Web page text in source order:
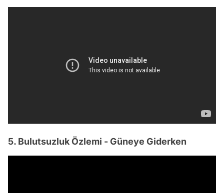
5. Bulutsuzluk Özlemi - Güneye Giderken